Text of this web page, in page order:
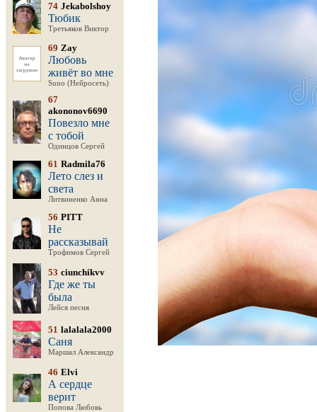
74 Jekabolshoy
Тюбик
Третьяков Виктор
69 Zay
Любовь
живёт во мне
Suno (Нейросеть)
67
akononov6690
Повезло мне
с тобой
Одинцов Сергей
61 Radmila76
Лето слез и
света
Литвиненко Анна
56 PITT
Не
рассказывай
Трофимов Сергей
53 ciunchikvv
Где же ты
была
Лейся песня
51 lalalala2000
Саня
Маршал Александр
46 Elvi
А сердце
верит
Попова Любовь